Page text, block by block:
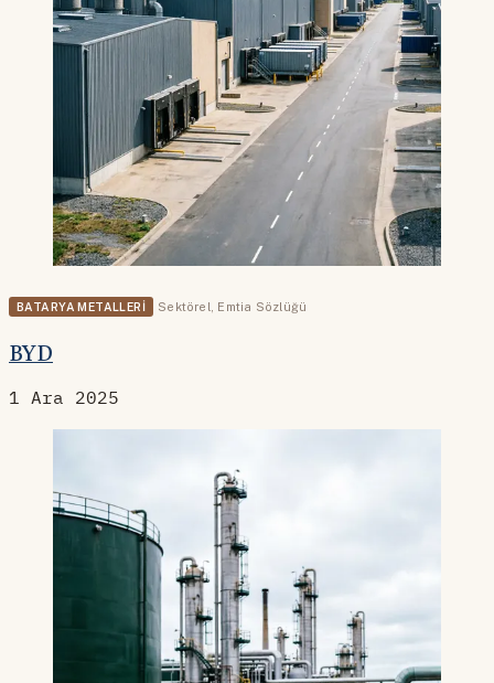
BATARYA METALLERI Sektörel Emtia Sözlüğü
BYD
1 Ara 2025